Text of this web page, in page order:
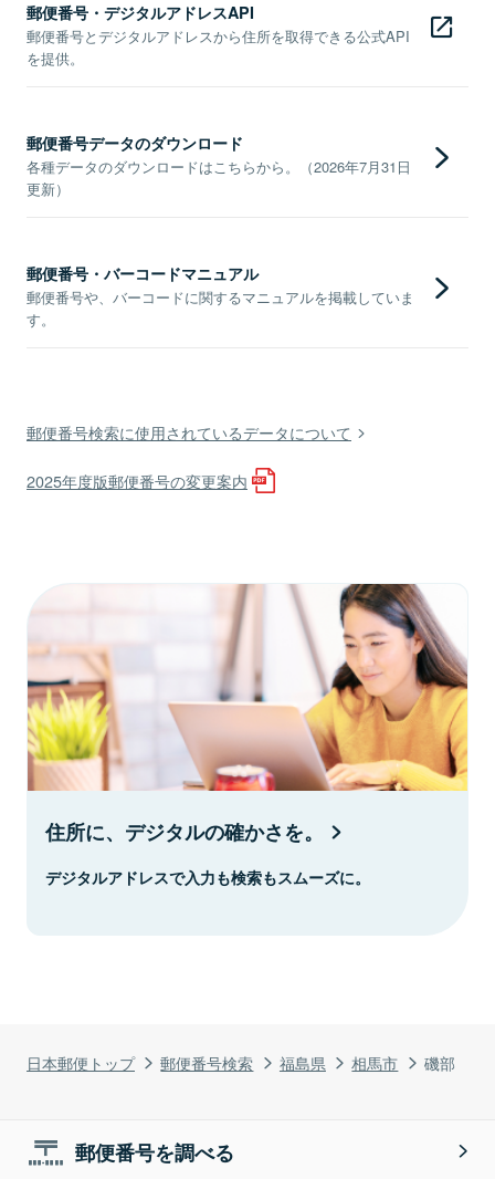
日本郵便トップ 郵便番号検索 福島県 相馬市 磯部
郵便番号・デジタルアドレスAPI
郵便番号とデジタルアドレスから住所を取得できる公式API
を提供。
郵便番号データのダウンロード
各種データのダウンロードはこちらから。（2026年7月31日
更新）
郵便番号・バーコードマニュアル
郵便番号や、バーコードに関するマニュアルを掲載していま
す。
郵便番号検索に使用されているデータについて
2025年度版郵便番号の変更案内
住所に、デジタルの確かさを。
デジタルアドレスで入力も検索もスムーズに。
郵便番号を調べる